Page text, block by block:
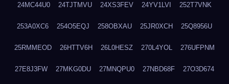
24MC44U0 24TJTMVU 24XS3FEV 24YV1LVI 252T7VNK
253A0XC6 254O5EQJ 258OBXAU 25JR0XCH 25Q8956U
25RMMEOD 26HTTV6H 26L0HESZ 270L4YOL 276UFPNM
27E8J3FW 27MKG0DU 27MNQPU0 27NBD68F 27O3D674